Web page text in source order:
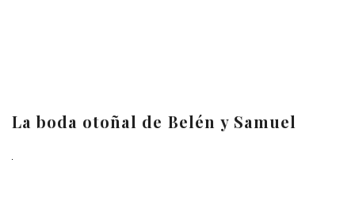
La boda otoñal de Belén y Samuel